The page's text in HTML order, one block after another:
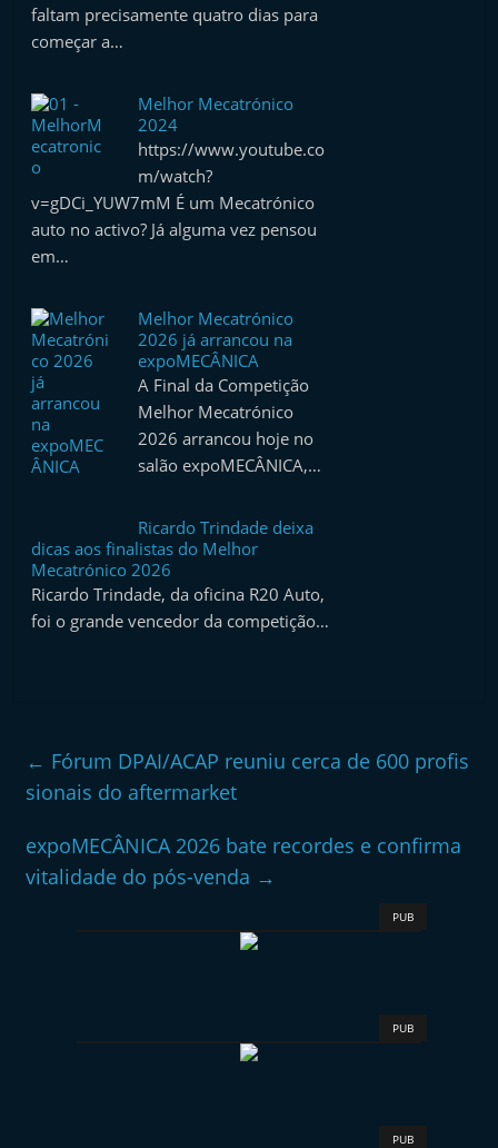
faltam precisamente quatro dias para
começar a…
Melhor Mecatrónico
2024
https://www.youtube.co
m/watch?
v=gDCi_YUW7mM É um Mecatrónico
auto no activo? Já alguma vez pensou
em…
Melhor Mecatrónico
2026 já arrancou na
expoMECÂNICA
A Final da Competição
Melhor Mecatrónico
2026 arrancou hoje no
salão expoMECÂNICA,…
Ricardo Trindade deixa
dicas aos finalistas do Melhor
Mecatrónico 2026
Ricardo Trindade, da oficina R20 Auto,
foi o grande vencedor da competição…
← Fórum DPAI/ACAP reuniu cerca de 600 profis
sionais do aftermarket
expoMECÂNICA 2026 bate recordes e confirma
vitalidade do pós-venda →
PUB
PUB
PUB